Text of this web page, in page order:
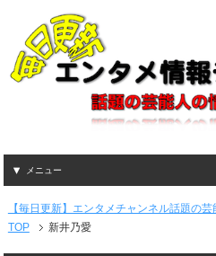
メニュー
【毎日更新】エンタメチャンネル話題の
TOP
新井乃愛